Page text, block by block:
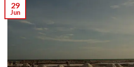
29
Jun